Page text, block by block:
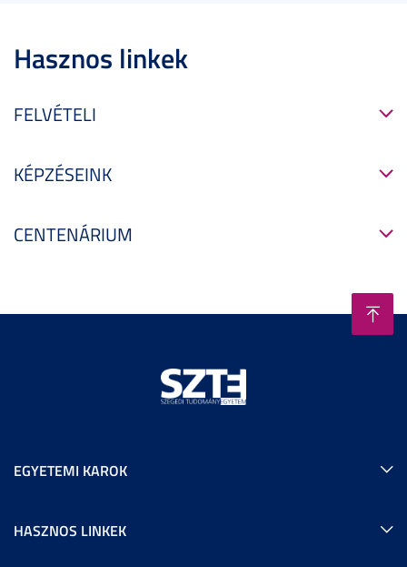
Hasznos linkek
FELVÉTELI
KÉPZÉSEINK
CENTENÁRIUM
EGYETEMI KAROK
HASZNOS LINKEK